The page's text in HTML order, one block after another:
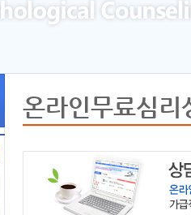
온라인무료심리